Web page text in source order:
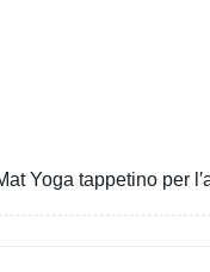
Yoga tappetino per